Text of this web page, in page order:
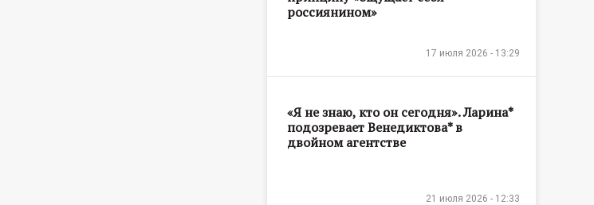
россиянином»
17 июля 2026 - 13:29
«Я не знаю, кто он сегодня». Ларина*
подозревает Венедиктова* в
двойном агентстве
21 июля 2026 - 12:33